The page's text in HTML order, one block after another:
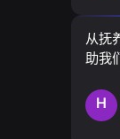
从抚
助我
H